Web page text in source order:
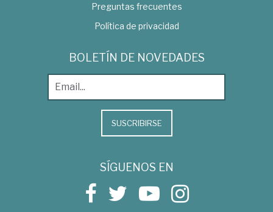
Preguntas frecuentes
Política de privacidad
BOLETÍN DE NOVEDADES
SUSCRIBIRSE
SÍGUENOS EN